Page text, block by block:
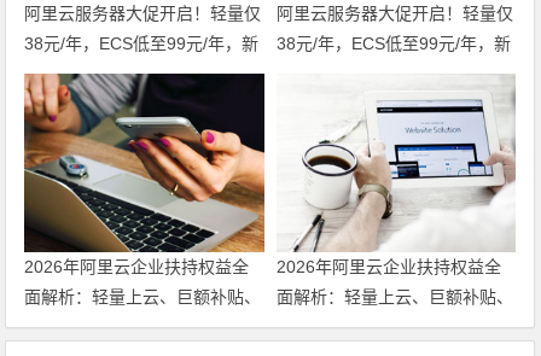
阿里云服务器大促开启！轻量仅
38元/年，ECS低至99元/年，新
老用户同享福利！u2i年付3折
起，更有第九代c9i/g9i/r9i企业
级实例限时特惠，不容错过！领
代金券
阿里云服务器大促开启！轻量仅
38元/年，ECS低至99元/年，新
老用户同享福利！u2i年付3折
起，更有第九代c9i/g9i/r9i企业
级实例限时特惠，不容错过！
2026年阿里云企业扶持权益全
面解析：轻量上云、巨额补贴、
专家护航三箭齐发 领代金券
2026年阿里云企业扶持权益全
面解析：轻量上云、巨额补贴、
专家护航三箭齐发